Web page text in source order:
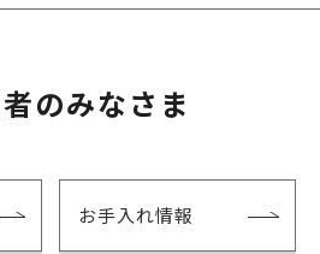
のみなさま
お手入れ情報